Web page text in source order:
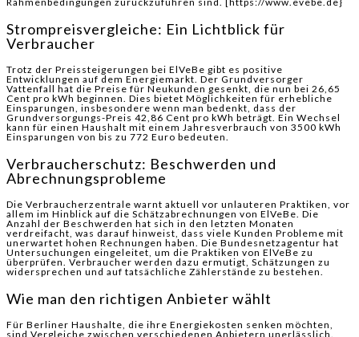
Strompreisvergleiche: Ein Lichtblick für
Verbraucher
Trotz der Preissteigerungen bei ElVeBe gibt es positive
Entwicklungen auf dem Energiemarkt. Der Grundversorger
Vattenfall hat die Preise für Neukunden gesenkt, die nun bei 26,65
Cent pro kWh beginnen. Dies bietet Möglichkeiten für erhebliche
Einsparungen, insbesondere wenn man bedenkt, dass der
Grundversorgungs-Preis 42,86 Cent pro kWh beträgt. Ein Wechsel
kann für einen Haushalt mit einem Jahresverbrauch von 3500 kWh
Einsparungen von bis zu 772 Euro bedeuten.
Verbraucherschutz: Beschwerden und
Abrechnungsprobleme
Die Verbraucherzentrale warnt aktuell vor unlauteren Praktiken, vor
allem im Hinblick auf die Schätzabrechnungen von ElVeBe. Die
Anzahl der Beschwerden hat sich in den letzten Monaten
verdreifacht, was darauf hinweist, dass viele Kunden Probleme mit
unerwartet hohen Rechnungen haben. Die Bundesnetzagentur hat
Untersuchungen eingeleitet, um die Praktiken von ElVeBe zu
überprüfen. Verbraucher werden dazu ermutigt, Schätzungen zu
widersprechen und auf tatsächliche Zählerstände zu bestehen.
Wie man den richtigen Anbieter wählt
Für Berliner Haushalte, die ihre Energiekosten senken möchten,
sind Vergleiche zwischen verschiedenen Anbietern unerlässlich.